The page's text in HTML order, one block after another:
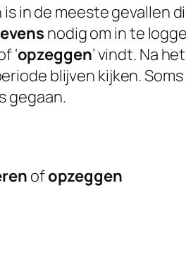
in de meeste gevallen
nodig om in te
‘opzeggen’ vindt. Na
blijven kijken. Soms
gegaan.
ofopzeggen